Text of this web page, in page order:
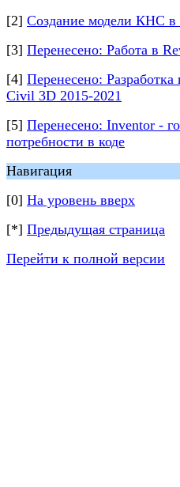
[2] Создание модели КНС в
[3] Перенесено: Работа в
[4] Перенесено:
Civil 3D 2015-2021
[5] Перенесено: Inventor -
потребности в коде
Навигация
[0] На уровень вверх
[*] Предыдущая страница
Перейти к полной версии